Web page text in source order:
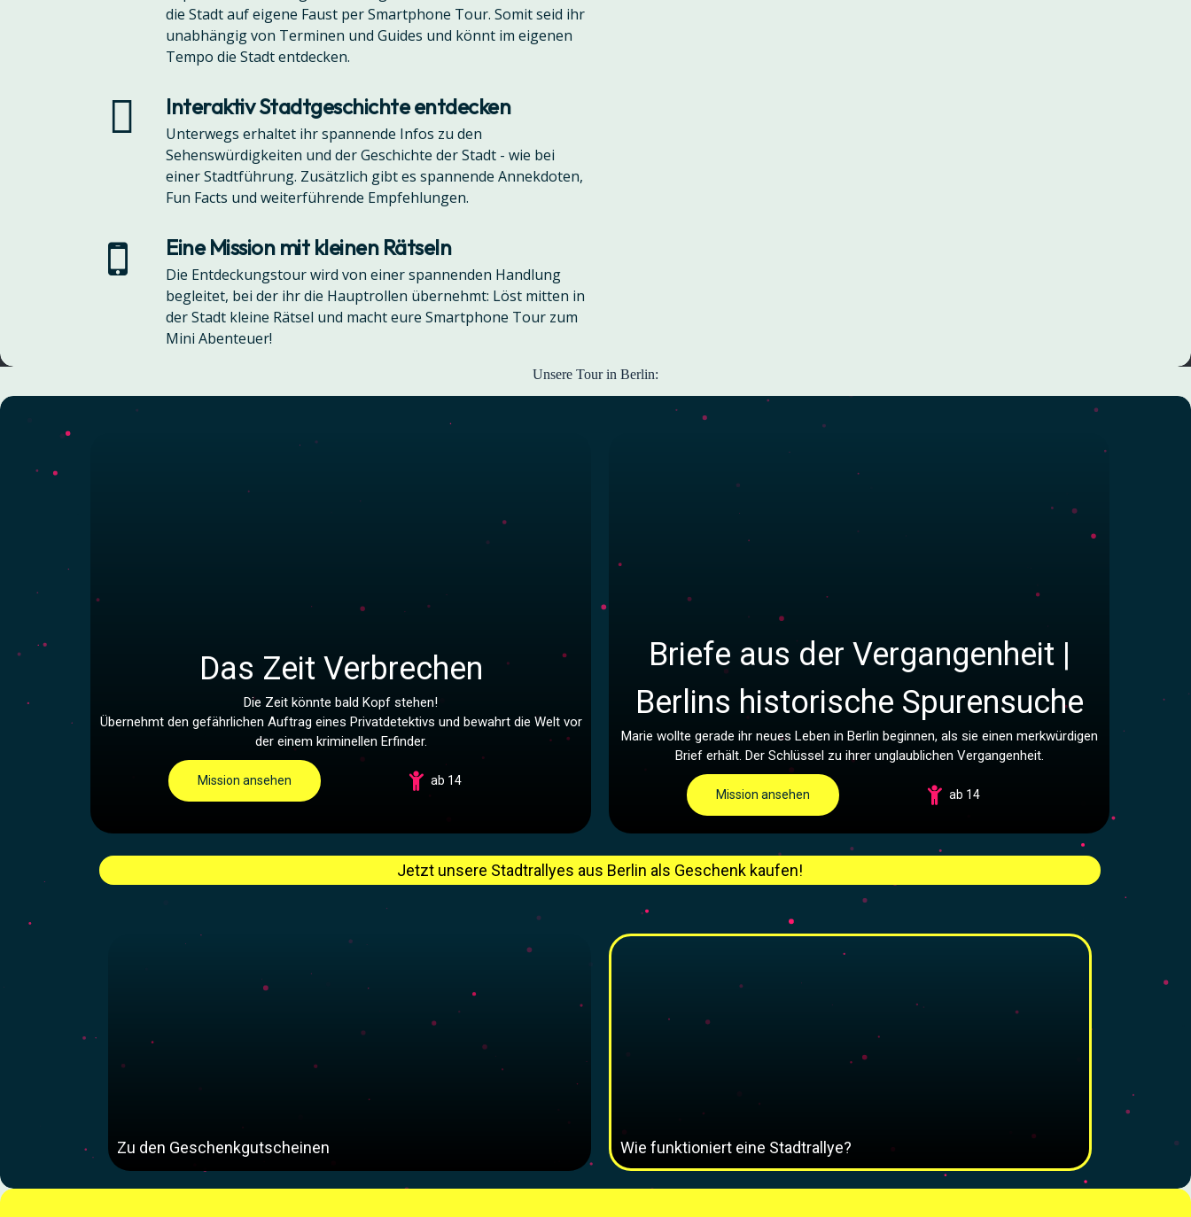
die Stadt auf eigene Faust per Smartphone Tour. Somit seid ihr
unabhängig von Terminen und Guides und könnt im eigenen
Tempo die Stadt entdecken.
Interaktiv Stadtgeschichte entdecken
Unterwegs erhaltet ihr spannende Infos zu den
Sehenswürdigkeiten und der Geschichte der Stadt - wie bei
einer Stadtführung. Zusätzlich gibt es spannende Annekdoten,
Fun Facts und weiterführende Empfehlungen.
Eine Mission mit kleinen Rätseln
Die Entdeckungstour wird von einer spannenden Handlung
begleitet, bei der ihr die Hauptrollen übernehmt: Löst mitten in
der Stadt kleine Rätsel und macht eure Smartphone Tour zum
Mini Abenteuer!
Unsere Tour in Berlin:
Das Zeit Verbrechen
Die Zeit könnte bald Kopf stehen!
Übernehmt den gefährlichen Auftrag eines Privatdetektivs und bewahrt die Welt vor
der einem kriminellen Erfinder.
Mission ansehen ab 14
Briefe aus der Vergangenheit |
Berlins historische Spurensuche
Marie wollte gerade ihr neues Leben in Berlin beginnen, als sie einen merkwürdigen
Brief erhält. Der Schlüssel zu ihrer unglaublichen Vergangenheit.
Mission ansehen ab 14
Jetzt unsere Stadtrallyes aus Berlin als Geschenk kaufen!
Zu den Geschenkgutscheinen Wie funktioniert eine Stadtrallye?